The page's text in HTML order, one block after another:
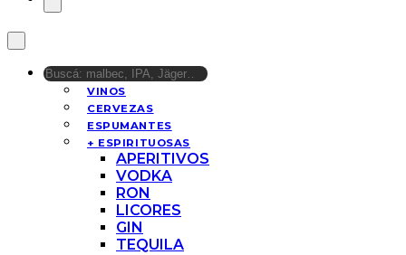
VINOS
CERVEZAS
ESPUMANTES
+ ESPIRITUOSAS
APERITIVOS
VODKA
RON
LICORES
GIN
TEQUILA